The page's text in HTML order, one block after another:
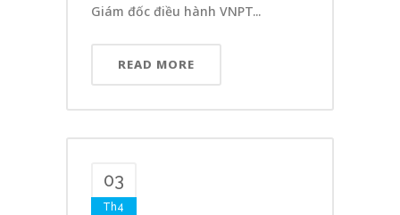
Giám đốc điều hành VNPT...
READ MORE
03
Th4